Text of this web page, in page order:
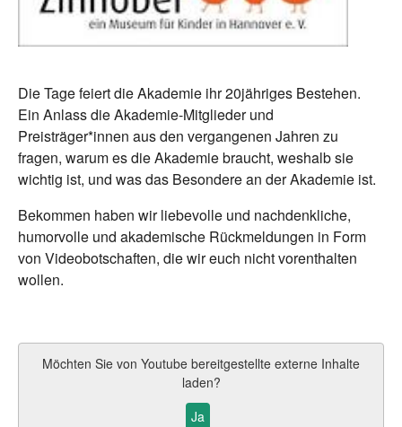
Die Tage feiert die Akademie ihr 20jähriges Bestehen.
Ein Anlass die Akademie-Mitglieder und
Preisträger*innen aus den vergangenen Jahren zu
fragen, warum es die Akademie braucht, weshalb sie
wichtig ist, und was das Besondere an der Akademie ist.
Bekommen haben wir liebevolle und nachdenkliche,
humorvolle und akademische Rückmeldungen in Form
von Videobotschaften, die wir euch nicht vorenthalten
wollen.
Möchten Sie von Youtube bereitgestellte externe Inhalte
laden?
Ja